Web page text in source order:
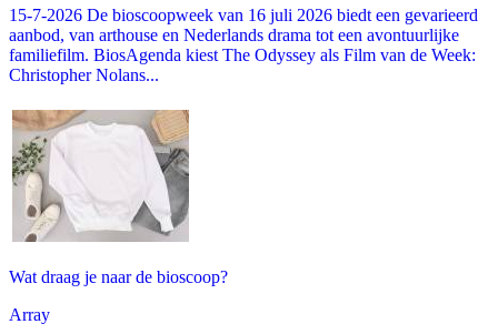
15-7-2026 De bioscoopweek van 16 juli 2026 biedt een gevarieerd
aanbod, van arthouse en Nederlands drama tot een avontuurlijke
familiefilm. BiosAgenda kiest The Odyssey als Film van de Week:
Christopher Nolans...
Wat draag je naar de bioscoop?
Array